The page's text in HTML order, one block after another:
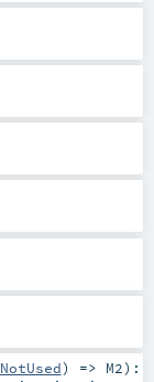
NotUsed) => M2) :